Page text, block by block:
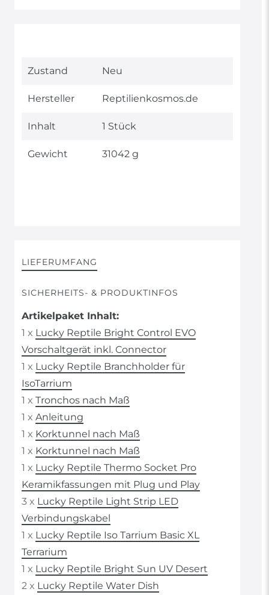
Technisches
Wert
Zustand Neu
Hersteller Reptilienkosmos.de
Inhalt 1 Stück
Gewicht 31042 g
LIEFERUMFANG
SICHERHEITS- & PRODUKTINFOS
Artikelpaket Inhalt:
1 x Lucky Reptile Bright Control EVO
Vorschaltgerät inkl. Connector
1 x Lucky Reptile Branchholder für
IsoTarrium
1 x Tronchos nach Maß
1 x Anleitung
1 x Korktunnel nach Maß
1 x Korktunnel nach Maß
1 x Lucky Reptile Thermo Socket Pro
Keramikfassungen mit Plug und Play
3 x Lucky Reptile Light Strip LED
Verbindungskabel
1 x Lucky Reptile Iso Tarrium Basic XL
Terrarium
1 x Lucky Reptile Bright Sun UV Desert
2 x Lucky Reptile Water Dish